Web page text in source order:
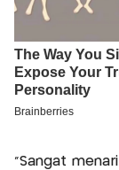
“Sangat